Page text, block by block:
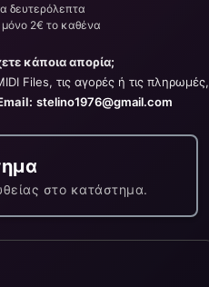
δευτερόλεπτα
2€ το καθένα
κάποια απορία;
Files, τις αγορές ή τις πληρωμές,
stelino1976@gmail.com
στο κατάστημα.